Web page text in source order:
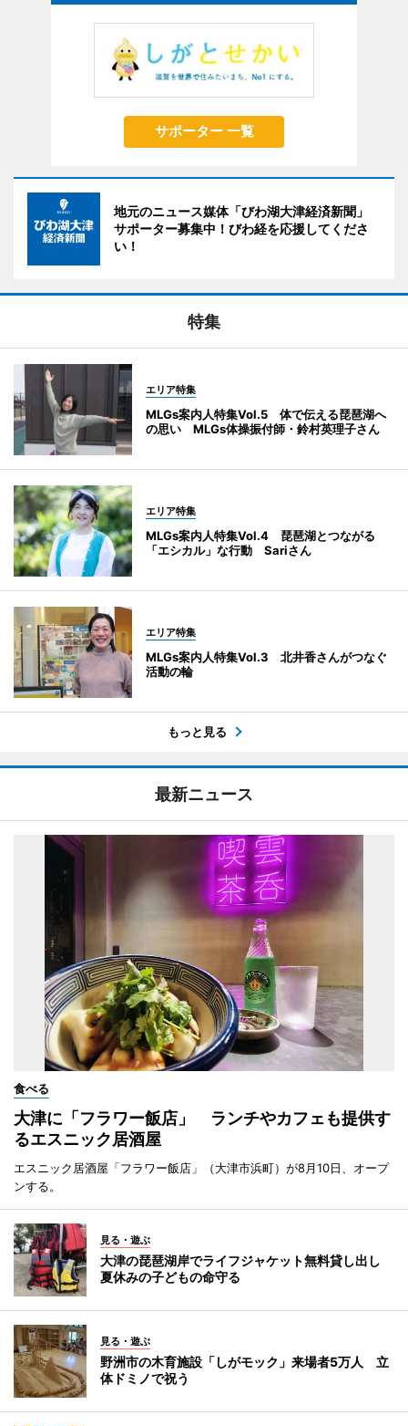
サポーター 一覧
地元のニュース媒体「びわ湖大津経済新聞」
サポーター募集中！びわ経を応援してくださ
い！
特集
エリア特集
MLGs案内人特集Vol.5 体で伝える琵琶湖へ
の思い MLGs体操振付師・鈴村英理子さん
エリア特集
MLGs案内人特集Vol.4 琵琶湖とつながる
「エシカル」な行動 Sariさん
エリア特集
MLGs案内人特集Vol.3 北井香さんがつなぐ
活動の輪
もっと見る
最新ニュース
食べる
大津に「フラワー飯店」 ランチやカフェも提供す
るエスニック居酒屋
エスニック居酒屋「フラワー飯店」（大津市浜町）が8月10日、オープ
ンする。
見る・遊ぶ
大津の琵琶湖岸でライフジャケット無料貸し出し
夏休みの子どもの命守る
見る・遊ぶ
野洲市の木育施設「しがモック」来場者5万人 立
体ドミノで祝う